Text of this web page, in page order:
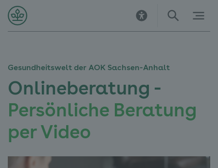
Direkt
zur
Direkt
zur
Direkt
zum
Direkt
Direkt
zur
Direkt
zur
Gesundheitswelt der AOK Sachsen-Anhalt
Onlineberatung -
Persönliche Beratung
per Video